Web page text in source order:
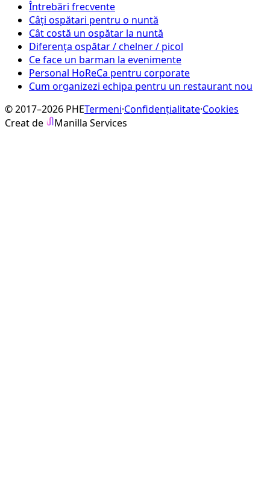
Întrebări frecvente
Câți ospătari pentru o nuntă
Cât costă un ospătar la nuntă
Diferența ospătar / chelner / picol
Ce face un barman la evenimente
Personal HoReCa pentru corporate
Cum organizezi echipa pentru un restaurant nou
© 2017–2026 PHETermeni·Confidențialitate·Cookies
Creat de
Manilla Services